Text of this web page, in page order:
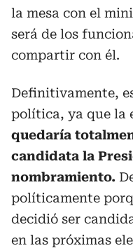
la mesa con el
será de los
compartir con él.
Definitivamente,
política, ya que la
quedaría
candidata la
nombramiento.
políticamente
decidió ser
en las próximas